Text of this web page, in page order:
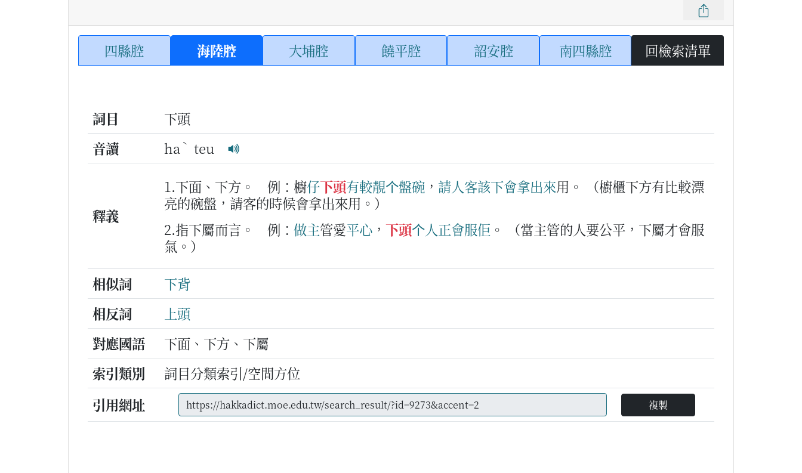
四縣腔 海陸腔 大埔腔 饒平腔 詔安腔 南四縣腔 回檢索清單
詞目
下頭
音讀
ha ˋ teu
釋義
1.下面、下方。 例：櫥仔下頭有較靚个盤碗 ， 請人客該下會拿出來用。
（櫥櫃下方有比較漂
亮的碗盤，請客的時候會拿出來用。）
2.指下屬而言。
例： 做主管愛平心 ， 下頭个人正會服佢 。
（當主管的人要公平，下屬才會服
氣。）
相似詞
下背
相反詞
上頭
對應國語
下面、下方、下屬
索引類別
詞目分類索引/空間方位
引用網址
複製